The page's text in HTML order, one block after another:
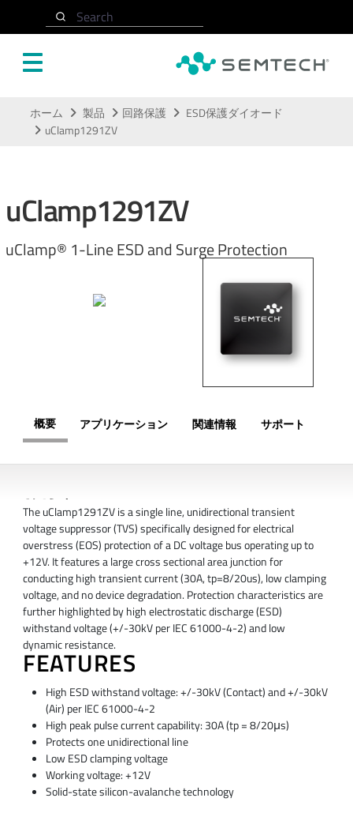
Search
ホーム 製品 回路保護
ESD保護ダイオード
uClamp1291ZV
uClamp1291ZV
uClamp® 1-Line ESD and Surge Protection
概要 アプリケーション 関連情報 サポート
The uClamp1291ZV is a single line, unidirectional transient
voltage suppressor (TVS) specifically designed for electrical
overstress (EOS) protection of a DC voltage bus operating up to
+12V. It features a large cross sectional area junction for
conducting high transient current (30A, tp=8/20us), low clamping
voltage, and no device degradation. Protection characteristics are
further highlighted by high electrostatic discharge (ESD)
withstand voltage (+/-30kV per IEC 61000-4-2) and low
dynamic resistance.
FEATURES
High ESD withstand voltage: +/-30kV (Contact) and +/-30kV
(Air) per IEC 61000-4-2
High peak pulse current capability: 30A (tp = 8/20μs)
Protects one unidirectional line
Low ESD clamping voltage
Working voltage: +12V
Solid-state silicon-avalanche technology